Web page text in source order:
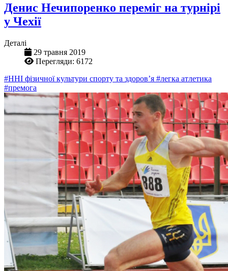
Денис Нечипоренко переміг на турнірі
у Чехії
Деталі
29 травня 2019
Перегляди: 6172
#ННІ фізичної культури спорту та здоров’я #легка атлетика
#премога